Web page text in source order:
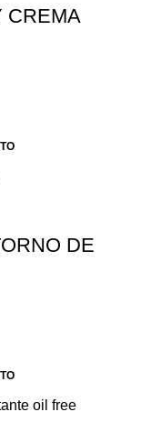
CREMA
DE